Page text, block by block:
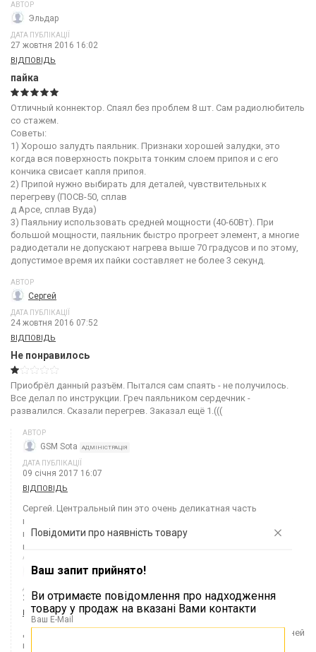
Повідомити про наявність товару
Ваш запит прийнято!
Ви отримаєте повідомлення про надходження
товару у продаж на вказані Вами контакти
Ваш E-Mail
АВТОР
Эльдар
ДАТА ПУБЛІКАЦІЇ
27 жовтня 2016 16:02
ВІДПОВІДЬ
пайка
Отличный коннектор. Спаял без проблем 8 шт. Сам радиолюбитель
со стажем.
Советы:
1) Хорошо залудть паяльник. Признаки хорошей залудки, это
когда вся поверхность покрыта тонким слоем припоя и с его
кончика свисает капля припоя.
2) Припой нужно выбирать для деталей, чувствительных к
перегреву (ПОСВ-50, сплав
д Арсе, сплав Вуда)
3) Паяльниу использовать средней мощности (40-60Вт). При
большой мощности, паяльник быстро прогреет элемент, а многие
радиодетали не допускают нагрева выше 70 градусов и по этому,
допустимое время их пайки составляет не более 3 секунд.
АВТОР
Сергей
ДАТА ПУБЛІКАЦІЇ
24 жовтня 2016 07:52
ВІДПОВІДЬ
Не понравилось
Приобрёл данный разъём. Пытался сам спаять - не получилось.
Все делал по инструкции. Греч паяльником сердечник -
развалился. Сказали перегрев. Заказал ещё 1.(((
АВТОР
GSM Sota АДМІНІСТРАЦІЯ
ДАТА ПУБЛІКАЦІЇ
09 січня 2017 16:07
ВІДПОВІДЬ
Сергей. Центральный пин это очень деликатная часть
коннектора. Кроме инструкции может понадобиться опыт
пайки. Вы первый клиент за всё время продаж этих
коннекторов (более 6 лет) кто жалуется на них.
АВТОР
GSM Sota АДМІНІСТРАЦІЯ
ДАТА ПУБЛІКАЦІЇ
25 жовтня 2016 15:34
ВІДПОВІДЬ
Для такой пайки рекомендуем использовать паяльники средней
мощности 20 - 40 Вт.